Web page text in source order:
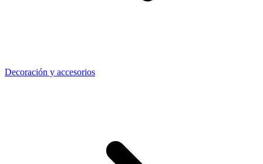
Decoración y accesorios